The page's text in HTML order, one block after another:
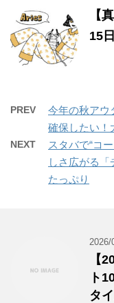
【
15
PREV
今年の秋アウ
確保したい！
NEXT
スタバで“コ
しさ広がる
たっぷり
2026/
【
ト
タ